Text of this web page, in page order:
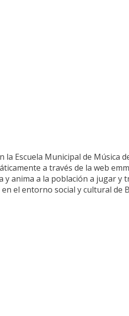
Escuela Municipal de Música
a través de la web
anima a la población a jugar
el entorno social y cultural de